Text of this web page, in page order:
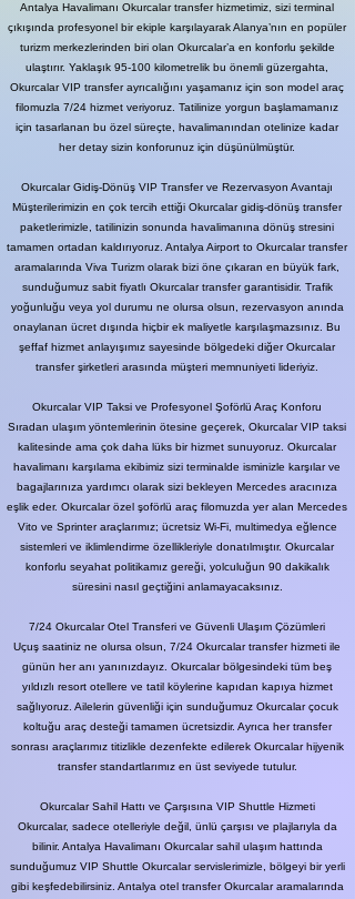
Antalya Havalimanı Okurcalar transfer hizmetimiz, sizi terminal
çıkışında profesyonel bir ekiple karşılayarak Alanya’nın en popüler
turizm merkezlerinden biri olan Okurcalar’a en konforlu şekilde
ulaştırır. Yaklaşık 95-100 kilometrelik bu önemli güzergahta,
Okurcalar VIP transfer ayrıcalığını yaşamanız için son model araç
filomuzla 7/24 hizmet veriyoruz. Tatilinize yorgun başlamamanız
için tasarlanan bu özel süreçte, havalimanından otelinize kadar
her detay sizin konforunuz için düşünülmüştür.
Okurcalar Gidiş-Dönüş VIP Transfer ve Rezervasyon Avantajı
Müşterilerimizin en çok tercih ettiği Okurcalar gidiş-dönüş transfer
paketlerimizle, tatilinizin sonunda havalimanına dönüş stresini
tamamen ortadan kaldırıyoruz. Antalya Airport to Okurcalar transfer
aramalarında Viva Turizm olarak bizi öne çıkaran en büyük fark,
sunduğumuz sabit fiyatlı Okurcalar transfer garantisidir. Trafik
yoğunluğu veya yol durumu ne olursa olsun, rezervasyon anında
onaylanan ücret dışında hiçbir ek maliyetle karşılaşmazsınız. Bu
şeffaf hizmet anlayışımız sayesinde bölgedeki diğer Okurcalar
transfer şirketleri arasında müşteri memnuniyeti lideriyiz.
Okurcalar VIP Taksi ve Profesyonel Şoförlü Araç Konforu
Sıradan ulaşım yöntemlerinin ötesine geçerek, Okurcalar VIP taksi
kalitesinde ama çok daha lüks bir hizmet sunuyoruz. Okurcalar
havalimanı karşılama ekibimiz sizi terminalde isminizle karşılar ve
bagajlarınıza yardımcı olarak sizi bekleyen Mercedes aracınıza
eşlik eder. Okurcalar özel şoförlü araç filomuzda yer alan Mercedes
Vito ve Sprinter araçlarımız; ücretsiz Wi-Fi, multimedya eğlence
sistemleri ve iklimlendirme özellikleriyle donatılmıştır. Okurcalar
konforlu seyahat politikamız gereği, yolculuğun 90 dakikalık
süresini nasıl geçtiğini anlamayacaksınız.
7/24 Okurcalar Otel Transferi ve Güvenli Ulaşım Çözümleri
Uçuş saatiniz ne olursa olsun, 7/24 Okurcalar transfer hizmeti ile
günün her anı yanınızdayız. Okurcalar bölgesindeki tüm beş
yıldızlı resort otellere ve tatil köylerine kapıdan kapıya hizmet
sağlıyoruz. Ailelerin güvenliği için sunduğumuz Okurcalar çocuk
koltuğu araç desteği tamamen ücretsizdir. Ayrıca her transfer
sonrası araçlarımız titizlikle dezenfekte edilerek Okurcalar hijyenik
transfer standartlarımız en üst seviyede tutulur.
Okurcalar Sahil Hattı ve Çarşısına VIP Shuttle Hizmeti
Okurcalar, sadece otelleriyle değil, ünlü çarşısı ve plajlarıyla da
bilinir. Antalya Havalimanı Okurcalar sahil ulaşım hattında
sunduğumuz VIP Shuttle Okurcalar servislerimizle, bölgeyi bir yerli
gibi keşfedebilirsiniz. Antalya otel transfer Okurcalar aramalarında